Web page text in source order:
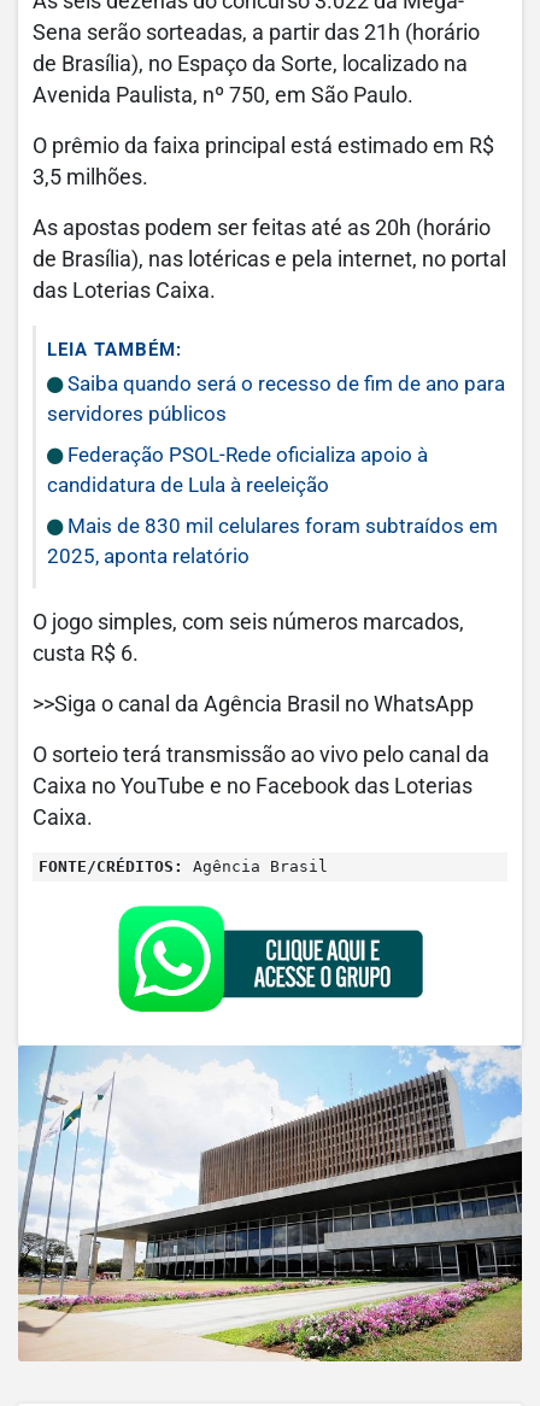
Sena serão sorteadas, a partir das 21h (horário
de Brasília), no Espaço da Sorte, localizado na
Avenida Paulista, nº 750, em São Paulo.
O prêmio da faixa principal está estimado em R$
3,5 milhões.
As apostas podem ser feitas até as 20h (horário
de Brasília), nas lotéricas e pela internet, no portal
das Loterias Caixa.
LEIA TAMBÉM:
Saiba quando será o recesso de fim de ano para
servidores públicos
Federação PSOL-Rede oficializa apoio à
candidatura de Lula à reeleição
Mais de 830 mil celulares foram subtraídos em
2025, aponta relatório
O jogo simples, com seis números marcados,
custa R$ 6.
>>Siga o canal da Agência Brasil no WhatsApp
O sorteio terá transmissão ao vivo pelo canal da
Caixa no YouTube e no Facebook das Loterias
Caixa.
FONTE/CRÉDITOS: Agência Brasil